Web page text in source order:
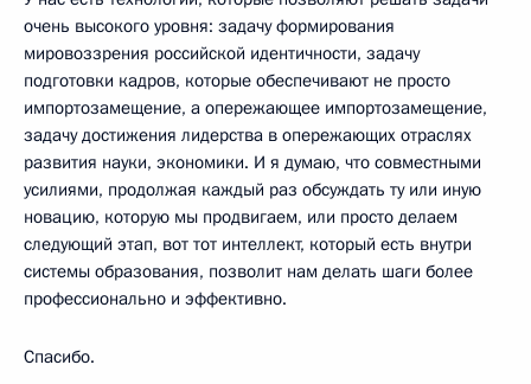
очень высокого уровня: задачу формирования
мировоззрения российской идентичности, задачу
подготовки кадров, которые обеспечивают не просто
импортозамещение, а опережающее импортозамещение,
задачу достижения лидерства в опережающих отраслях
развития науки, экономики. И я думаю, что совместными
усилиями, продолжая каждый раз обсуждать ту или иную
новацию, которую мы продвигаем, или просто делаем
следующий этап, вот тот интеллект, который есть внутри
системы образования, позволит нам делать шаги более
профессионально и эффективно.
Спасибо.